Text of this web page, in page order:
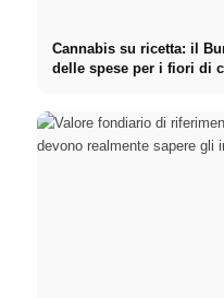
Cannabis su ricetta: il
delle spese per i fiori di